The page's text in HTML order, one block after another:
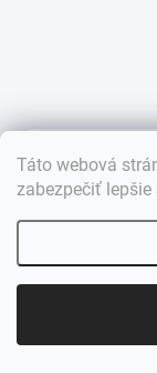
Táto webová
zabezpečiť lepšie
Dobrý deň! 👋